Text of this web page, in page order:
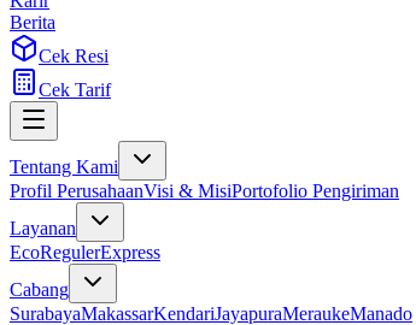
Berita
Cek Resi
Cek Tarif
Tentang Kami
Profil PerusahaanVisi & MisiPortofolio Pengiriman
Layanan
EcoRegulerExpress
Cabang
SurabayaMakassarKendariJayapuraMeraukeManado